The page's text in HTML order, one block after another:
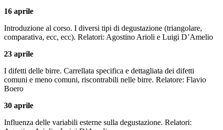
16 aprile
Introduzione al corso. I diversi tipi di degustazione (triangolare,
comparativa, ecc, ecc). Relatori: Agostino Arioli e Luigi D’Amelio
23 aprile
I difetti delle birre. Carrellata specifica e dettagliata dei difetti
comuni e meno comuni, riscontrabili nelle birre. Relatore: Flavio
Boero
30 aprile
Influenza delle variabili esterne sulla degustazione. Relatori: